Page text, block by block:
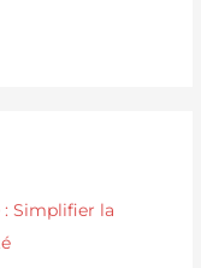
: Simplifier la